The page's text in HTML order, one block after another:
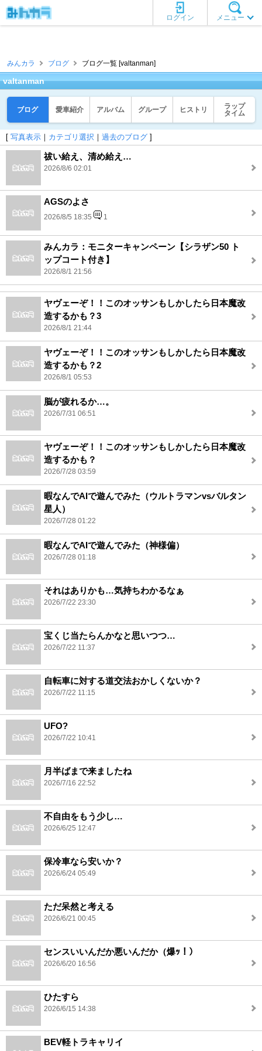
メニュー
ログイン
みんカラ ブログ ブログ一覧 [valtanman]
valtanman
ブログ 愛車紹介 アルバム グループ ヒストリ
ラップ
タイム
[ 写真表示 ｜ カテゴリ選択 ｜ 過去のブログ ]
祓い給え、清め給え…
2026/8/6 02:01
AGSのよさ
2026/8/5 18:35 1
みんカラ：モニターキャンペーン【シラザン50 ト
ップコート付き】
2026/8/1 21:56
ヤヴェーぞ！！このオッサンもしかしたら日本魔改
造するかも？3
2026/8/1 21:44
ヤヴェーぞ！！このオッサンもしかしたら日本魔改
造するかも？2
2026/8/1 05:53
脳が疲れるか…。
2026/7/31 06:51
ヤヴェーぞ！！このオッサンもしかしたら日本魔改
造するかも？
2026/7/28 03:59
暇なんでAIで遊んでみた（ウルトラマンvsバルタン
星人）
2026/7/28 01:22
暇なんでAIで遊んでみた（神様偏）
2026/7/28 01:18
それはありかも…気持ちわかるなぁ
2026/7/22 23:30
宝くじ当たらんかなと思いつつ…
2026/7/22 11:37
自転車に対する道交法おかしくないか？
2026/7/22 11:15
UFO?
2026/7/22 10:41
月半ばまで来ましたね
2026/7/16 22:52
不自由をもう少し…
2026/6/25 12:47
保冷車なら安いか？
2026/6/24 05:49
ただ呆然と考える
2026/6/21 00:45
センスいいんだか悪いんだか（爆ｯ！）
2026/6/20 16:56
ひたすら
2026/6/15 14:38
BEV軽トラキャリイ